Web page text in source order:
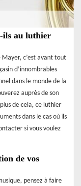
ils au luthier
Mayer, c’est avant tout
d’innombrables
dans le monde de la
auprès de son
de cela, ce luthier
dans le cas où ils
si vous voulez
de vos
pensez à faire